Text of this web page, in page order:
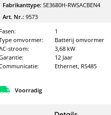
Fabrikanttype:SE3680H-RWSACBEN4
Art. Nr.:9573
Fasen:
1
omvormer:
Batterij omvormer
stroom:
3,68 kW
12 Jaar
Ethernet, RS485
Voorradig